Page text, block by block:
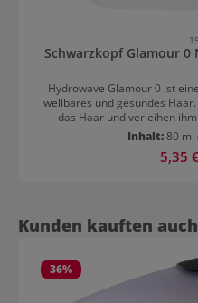
Schwarzkopf Glamour
Hydrowave Glamour 0 ist
wellbares und gesundes
das Haar und verleihen
Seidenprotein sorgt für
Wellen die bis zu 12 Wochen lang halten. Resultat:
Locken und
Inhalt:80 ml
5,35 €
Produktgalerie überspringen
Kunden kauften
36%